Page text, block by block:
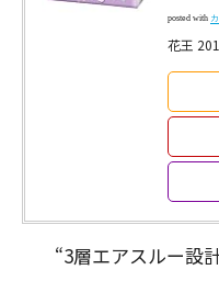
posted with
花王
“3層エアスルー設